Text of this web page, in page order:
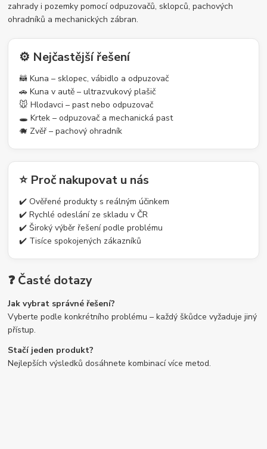
zahrady i pozemky pomocí odpuzovačů, sklopců, pachových
ohradníků a mechanických zábran.
⚙️ Nejčastější řešení
🦝 Kuna – sklopec, vábidlo a odpuzovač
🚗 Kuna v autě – ultrazvukový plašič
🐭 Hlodavci – past nebo odpuzovač
🕳️ Krtek – odpuzovač a mechanická past
🐗 Zvěř – pachový ohradník
⭐ Proč nakupovat u nás
✔️ Ověřené produkty s reálným účinkem
✔️ Rychlé odeslání ze skladu v ČR
✔️ Široký výběr řešení podle problému
✔️ Tisíce spokojených zákazníků
❓ Časté dotazy
Jak vybrat správné řešení?
Vyberte podle konkrétního problému – každý škůdce vyžaduje jiný
přístup.
Stačí jeden produkt?
Nejlepších výsledků dosáhnete kombinací více metod.